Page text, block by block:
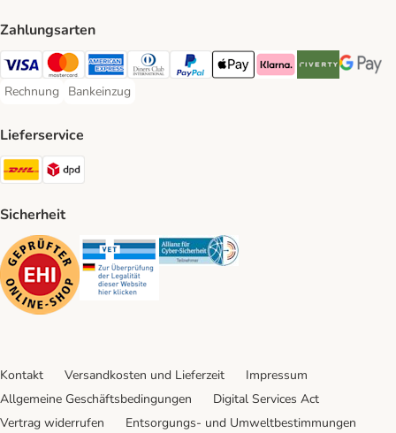
Zahlungsarten
Visa Payment Method
Mastercard Payment Method
American Express Payment Method
Diners Club Payment Method
PayPal Payment Method
Apple Pay Payment Method
Klarna Payment Method
Riverty Payment
Google
Rechnung
Rechnung Payment Method
Bankeinzug
Bankeinzug Payment Method
Lieferservice
DHL Shipping Method
Sicherheit
Security Security Security
Kontakt Versandkosten und Lieferzeit
Impressum
Allgemeine Geschäftsbedingungen
Digital Services Act
Vertrag widerrufen
Entsorgungs- und Umweltbestimmungen